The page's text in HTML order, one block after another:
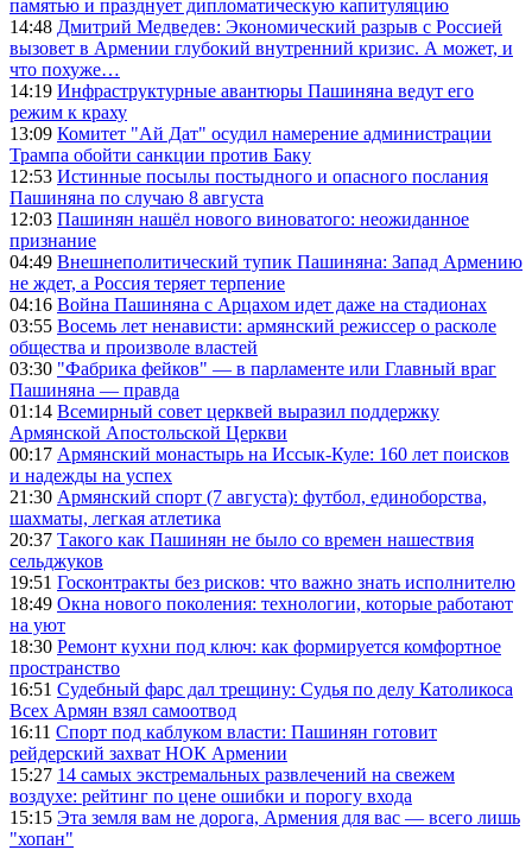
памятью и празднует дипломатическую капитуляцию
14:48 Дмитрий Медведев: Экономический разрыв с Россией
вызовет в Армении глубокий внутренний кризис. А может, и
что похуже…
14:19 Инфраструктурные авантюры Пашиняна ведут его
режим к краху
13:09 Комитет "Ай Дат" осудил намерение администрации
Трампа обойти санкции против Баку
12:53 Истинные посылы постыдного и опасного послания
Пашиняна по случаю 8 августа
12:03 Пашинян нашёл нового виноватого: неожиданное
признание
04:49 Внешнеполитический тупик Пашиняна: Запад Армению
не ждет, а Россия теряет терпение
04:16 Война Пашиняна с Арцахом идет даже на стадионах
03:55 Восемь лет ненависти: армянский режиссер о расколе
общества и произволе властей
03:30 "Фабрика фейков" — в парламенте или Главный враг
Пашиняна — правда
01:14 Всемирный совет церквей выразил поддержку
Армянской Апостольской Церкви
00:17 Армянский монастырь на Иссык-Куле: 160 лет поисков
и надежды на успех
21:30 Армянский спорт (7 августа): футбол, единоборства,
шахматы, легкая атлетика
20:37 Такого как Пашинян не было со времен нашествия
сельджуков
19:51 Госконтракты без рисков: что важно знать исполнителю
18:49 Окна нового поколения: технологии, которые работают
на уют
18:30 Ремонт кухни под ключ: как формируется комфортное
пространство
16:51 Судебный фарс дал трещину: Судья по делу Католикоса
Всех Армян взял самоотвод
16:11 Спорт под каблуком власти: Пашинян готовит
рейдерский захват НОК Армении
15:27 14 самых экстремальных развлечений на свежем
воздухе: рейтинг по цене ошибки и порогу входа
15:15 Эта земля вам не дорога, Армения для вас — всего лишь
"хопан"